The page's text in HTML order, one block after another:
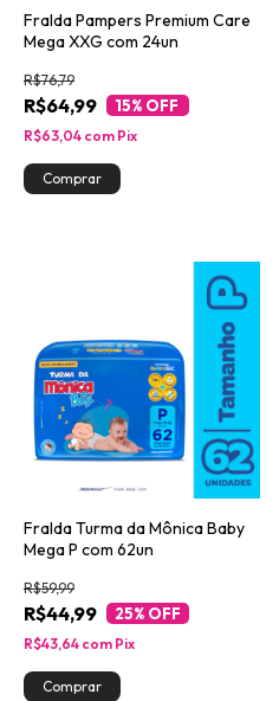
Fralda Pampers Premium Care
Mega XXG com 24un
R$64,99
R$76,79
15% OFF
R$63,04 com Pix
Fralda Turma da Mônica Baby
Mega P com 62un
R$44,99
R$59,99
25% OFF
R$43,64 com Pix